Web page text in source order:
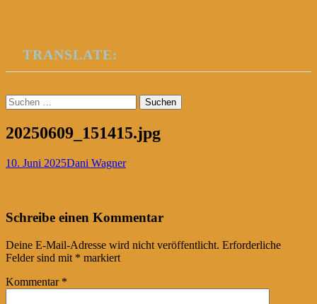
TRANSLATE:
Suchen
nach:
20250609_151415.jpg
10. Juni 2025Dani Wagner
Post
navigation
←
Schreibe einen Kommentar
Deine E-Mail-Adresse wird nicht veröffentlicht. Erforderliche
Felder sind mit * markiert
Kommentar *